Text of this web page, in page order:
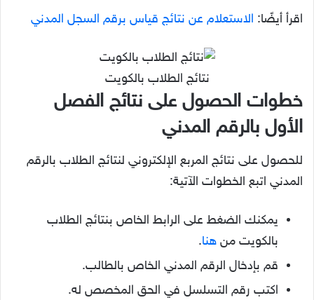
اقرأ أيضًا: الاستعلام عن نتائج قياس برقم السجل المدني
نتائج الطلاب بالكويت
خطوات الحصول على نتائج الفصل
الأول بالرقم المدني
للحصول على نتائج المربع الإلكتروني لنتائج الطلاب بالرقم
المدني اتبع الخطوات الآتية:
يمكنك الضغط على الرابط الخاص بنتائج الطلاب
بالكويت من هنا.
قم بإدخال الرقم المدني الخاص بالطالب.
اكتب رقم التسلسل في الحق المخصص له.